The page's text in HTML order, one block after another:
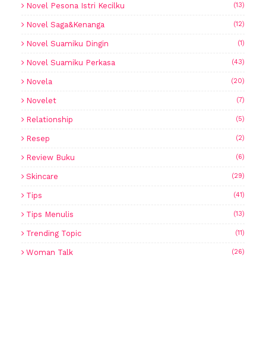
Novel Pesona Istri Kecilku (13)
Novel Saga&Kenanga (12)
Novel Suamiku Dingin (1)
Novel Suamiku Perkasa (43)
Novela (20)
Novelet (7)
Relationship (5)
Resep (2)
Review Buku (6)
Skincare (29)
Tips (41)
Tips Menulis (13)
Trending Topic (11)
Woman Talk (26)